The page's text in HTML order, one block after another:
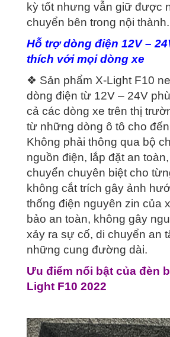
kỳ tốt nhưng vẫn giữ được
chuyển bên trong nội thành.
Hỗ trợ dòng điện 12V –
thích với mọi dòng xe
❖ Sản phẩm X-Light F10
dòng điện từ 12V – 24V
cả các dòng xe trên thị
từ những dòng ô tô cho
Không phải thông qua bộ
nguồn điện, lắp đặt an
chuyển chuyên biệt cho
không cắt trích gây ảnh
thống điện nguyên zin của
bảo an toàn, không gây
xảy ra sự cố, di chuyển an
những cung đường dài.
Ưu điểm nổi bật của đèn
Light F10 2022